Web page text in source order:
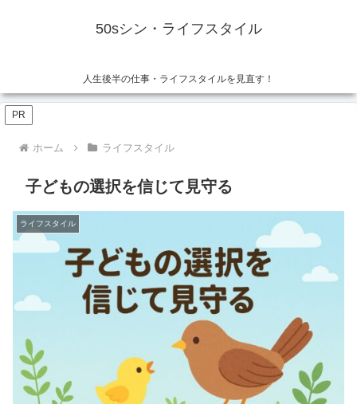
50sシン・ライフスタイル
人生後半の仕事・ライフスタイルを見直す！
PR
ホーム ライフスタイル
子どもの選択を信じて見守る
ライフスタイル